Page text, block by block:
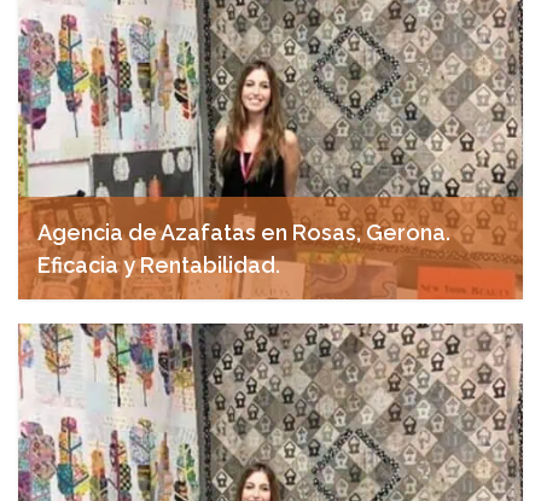
Agencia de Azafatas en Rosas, Gerona.
Eficacia y Rentabilidad.
abril 28, 2025